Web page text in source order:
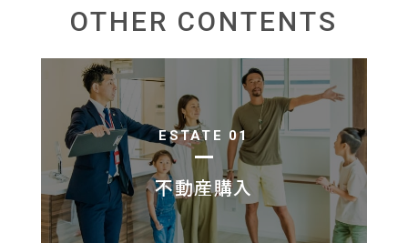
OTHER CONTENTS
ESTATE 01
不動産購入